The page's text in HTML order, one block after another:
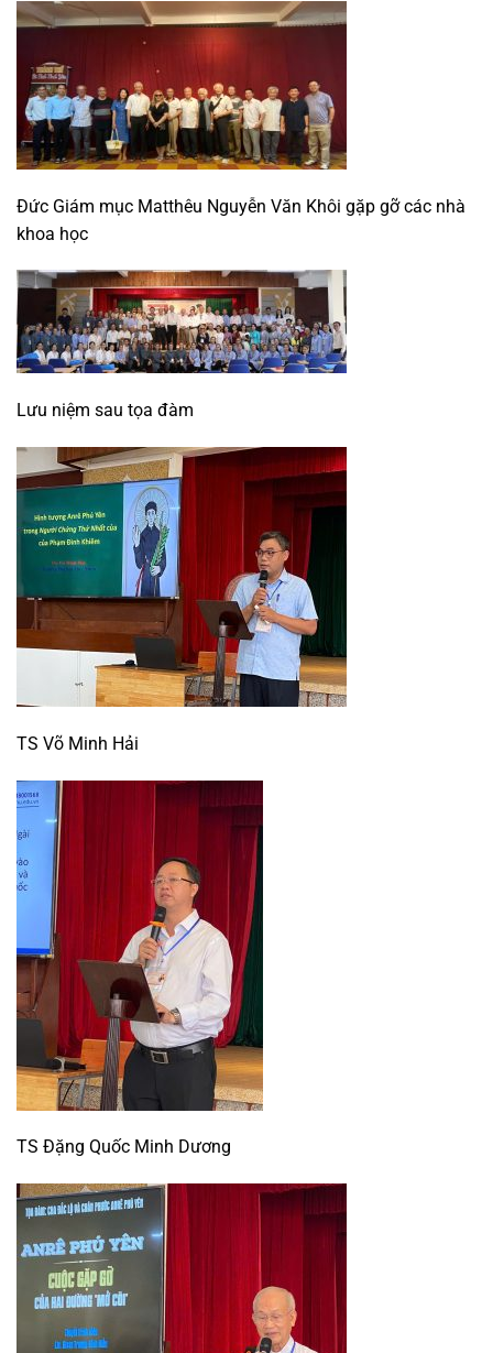
Đức Giám mục Matthêu Nguyễn Văn Khôi gặp gỡ các nhà
khoa học
Lưu niệm sau tọa đàm
TS Võ Minh Hải
TS Đặng Quốc Minh Dương